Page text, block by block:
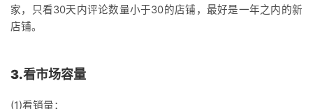
家，只看30天内评论数量小于30的店铺，最好是一年之内的新
店铺。
3.看市场容量
(1)看销量：